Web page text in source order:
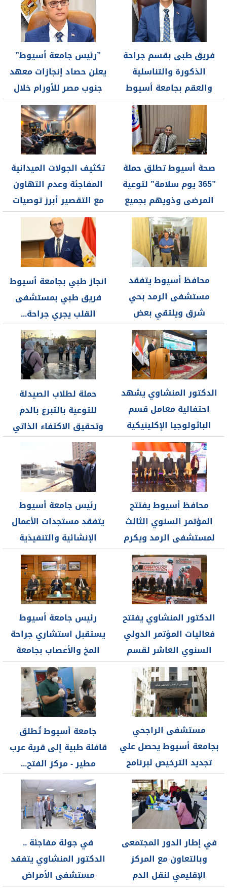
فريق طبى بقسم جراحة
الذكورة والتناسلية
والعقم بجامعة أسيوط
ينجح في...
”رئيس جامعة أسيوط”
يعلن حصاد إنجازات معهد
جنوب مصر للأورام خلال
عام2025...
صحة أسيوط تطلق حملة
”365 يوم سلامة” لتوعية
المرضى وذويهم بجميع
المنشآت...
تكثيف الجولات الميدانية
المفاجئة وعدم التهاون
مع التقصير أبرز توصيات
وكيل صحة...
محافظ أسيوط يتفقد
مستشفى الرمد بحي
شرق ويلتقي بعض
المرضى للاطمئنان على...
انجاز طبي بجامعة أسيوط
فريق طبي بمستشفى
القلب يجري جراحة...
الدكتور المنشاوي يشهد
احتفالية معامل قسم
الباثولوجيا الإكلينيكية
بمستشفيات جامعة
أسيوط بمناسبة...
حملة لطلاب الصيدلة
للتوعية بالتبرع بالدم
وتحقيق الاكتفاء الذاتي
محافظ أسيوط يفتتح
المؤتمر السنوي الثالث
لمستشفى الرمد ويكرم
أطقم التمريض المتميزة...
رئيس جامعة أسيوط
يتفقد مستجدات الأعمال
الإنشائية والتنفيذية
لمشروع مستشفى الأورام
الجامعي...
الدكتور المنشاوي يفتتح
فعاليات المؤتمر الدولي
السنوي العاشر لقسم
الروماتيزم والتأهيل
بكلية...
رئيس جامعة أسيوط
يستقبل استشاري جراحة
المخ والأعصاب بجامعة
كوبيو بفنلندا فى...
مستشفى الراجحي
بجامعة أسيوط يحصل علي
تجديد الترخيص لبرنامج
زراعة الكبد للمرة...
جامعة أسيوط تُطلق
قافلة طبية إلى قرية عرب
مطير - مركز الفتح...
في إطار الدور المجتمعى
وبالتعاون مع المركز
الإقليمي لنقل الدم
في جولة مفاجئة ..
الدكتور المنشاوي يتفقد
مستشفى الأمراض